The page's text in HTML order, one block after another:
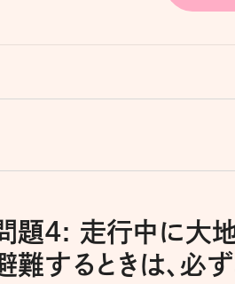
題4: 走行中に大
難するときは、必